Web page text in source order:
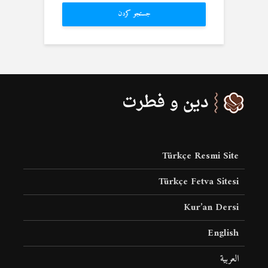
جستجو کردن
Türkçe Resmi Site
Türkçe Fetva Sitesi
Kur’an Dersi
English
العربية